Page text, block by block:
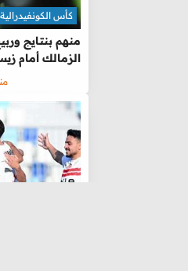
الزمالك أمام
كأس الكونفيدرالية